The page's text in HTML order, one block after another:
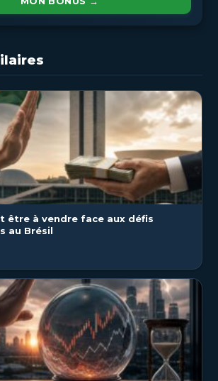
être à vendre face aux défis
au Brésil